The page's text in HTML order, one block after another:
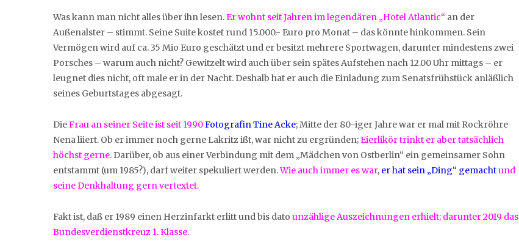
Was kann man nicht alles über ihn lesen.Er wohnt seit Jahren im legendären „Hotel Atlantic“ an der
Außenalster – stimmt. Seine Suite kostet rund 15.000.- Euro pro Monat – das könnte hinkommen. Sein
Vermögen wird auf ca. 35 Mio Euro geschätzt und er besitzt mehrere Sportwagen, darunter mindestens zwei
Porsches – warum auch nicht? Gewitzelt wird auch über sein spätes Aufstehen nach 12.00 Uhr mittags – er
leugnet dies nicht, oft male er in der Nacht. Deshalb hat er auch die Einladung zum Senatsfrühstück anläßlich
seines Geburtstages abgesagt.
DieFrau an seiner Seite ist seit 1990Fotografin Tine Acke; Mitte der 80-iger Jahre war er mal mit Rockröhre
Nena liiert. Ob er immer noch gerne Lakritz ißt, war nicht zu ergründen;Eierlikör trinkt er aber tatsächlich
höchst gerne. Darüber, ob aus einer Verbindung mit dem „Mädchen von Ostberlin“ ein gemeinsamer Sohn
entstammt (um 1985?), darf weiter spekuliert werden.Wie auch immer es war, er hat sein „Ding“ gemachtund
seine Denkhaltung gern vertextet.
Fakt ist, daß er 1989 einen Herzinfarkt erlitt und bis dato unzählige Auszeichnungen erhielt; darunter 2019 das
Bundesverdienstkreuz 1. Klasse.